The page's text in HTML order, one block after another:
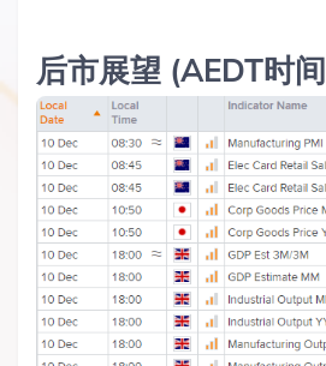
后市展望 (AEDT时间